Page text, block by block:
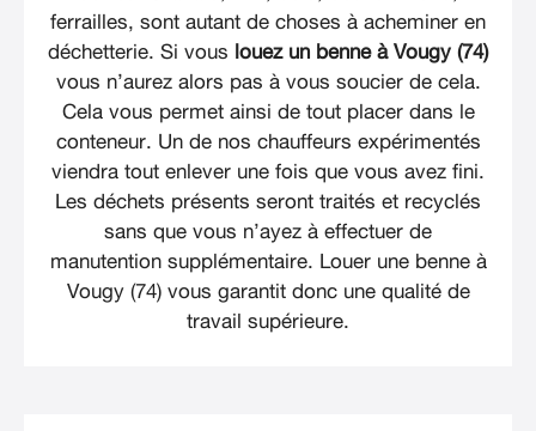
ferrailles, sont autant de choses à acheminer en
déchetterie. Si vous louez un benne à Vougy (74)
vous n’aurez alors pas à vous soucier de cela.
Cela vous permet ainsi de tout placer dans le
conteneur. Un de nos chauffeurs expérimentés
viendra tout enlever une fois que vous avez fini.
Les déchets présents seront traités et recyclés
sans que vous n’ayez à effectuer de
manutention supplémentaire. Louer une benne à
Vougy (74) vous garantit donc une qualité de
travail supérieure.